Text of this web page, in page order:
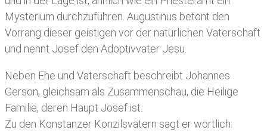
Mysterium durchzuführen. Augustinus betont den
Vorrang dieser geistigen vor der natürlichen Vaterschaft
und nennt Josef den Adoptivvater Jesu.
Neben Ehe und Vaterschaft beschreibt Johannes
Gerson, gleichsam als Zusammenschau, die Heilige
Familie, deren Haupt Josef ist.
Zu den Konstanzer Konzilsvätern sagt er wörtlich: